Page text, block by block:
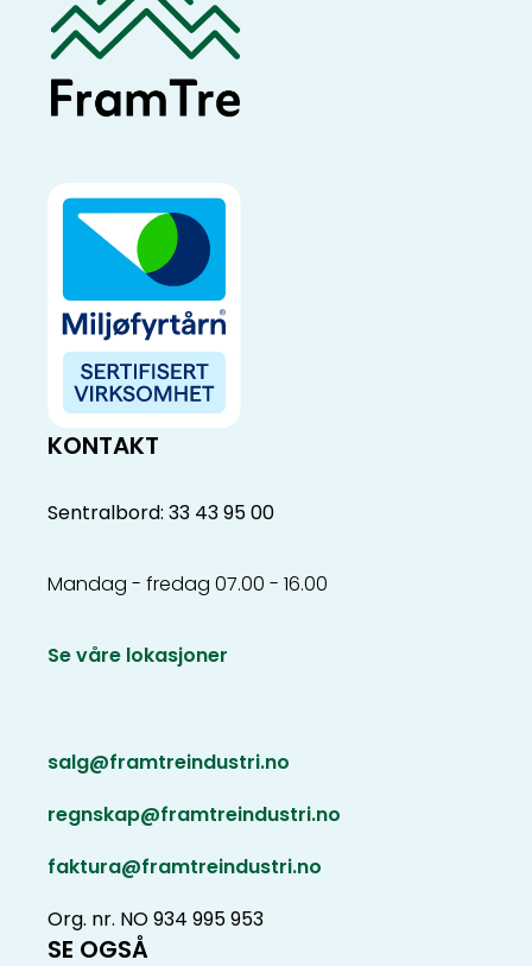
KONTAKT
Sentralbord: 33 43 95 00
Mandag - fredag 07.00 - 16.00
Se våre lokasjoner
salg@framtreindustri.no
regnskap@framtreindustri.no
faktura@framtreindustri.no
Org. nr. NO 934 995 953
SE OGSÅ